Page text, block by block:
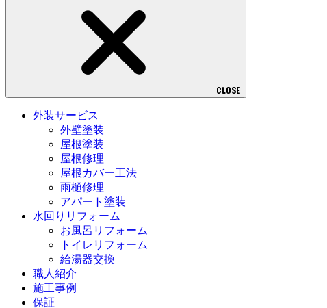
CLOSE
外装サービス
外壁塗装
屋根塗装
屋根修理
屋根カバー工法
雨樋修理
アパート塗装
水回りリフォーム
お風呂リフォーム
トイレリフォーム
給湯器交換
職人紹介
施工事例
保証